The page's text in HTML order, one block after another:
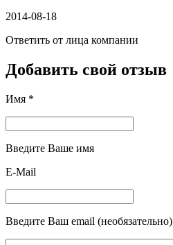
2014-08-18
Ответить от лица компании
Добавить свой отзыв
Имя *
Введите Ваше имя
E-Mail
Введите Ваш email (необязательно)